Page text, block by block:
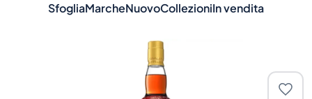
SfogliaMarcheNuovoCollezioniIn vendita